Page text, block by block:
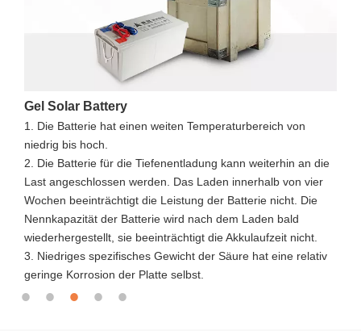
Gel Solar Battery
1. Die Batterie hat einen weiten Temperaturbereich von
niedrig bis hoch.
2. Die Batterie für die Tiefenentladung kann weiterhin an die
Last angeschlossen werden. Das Laden innerhalb von vier
Wochen beeinträchtigt die Leistung der Batterie nicht. Die
Nennkapazität der Batterie wird nach dem Laden bald
wiederhergestellt, sie beeinträchtigt die Akkulaufzeit nicht.
3. Niedriges spezifisches Gewicht der Säure hat eine relativ
geringe Korrosion der Platte selbst.